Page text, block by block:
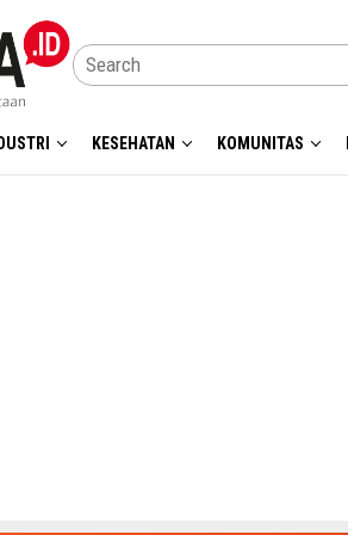
KESEHATAN KOMUNITAS